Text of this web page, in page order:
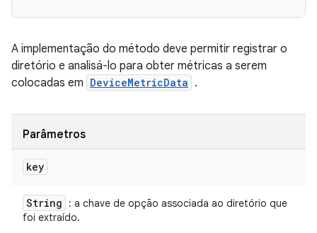
A implementação do método deve permitir registrar o
diretório e analisá-lo para obter métricas a serem
colocadas em DeviceMetricData .
Parâmetros
key
String
: a chave de opção associada ao diretório que
foi extraído.